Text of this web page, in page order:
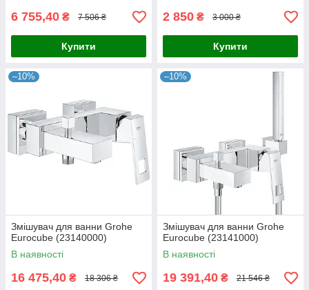
6 755,40 ₴ 7 506 ₴
Купити
2 850 ₴ 3 000 ₴
Купити
–10%
Змішувач для ванни Grohe
Eurocube (23140000)
В наявності
16 475,40 ₴ 18 306 ₴
–10%
Змішувач для ванни Grohe
Eurocube (23141000)
В наявності
19 391,40 ₴ 21 546 ₴